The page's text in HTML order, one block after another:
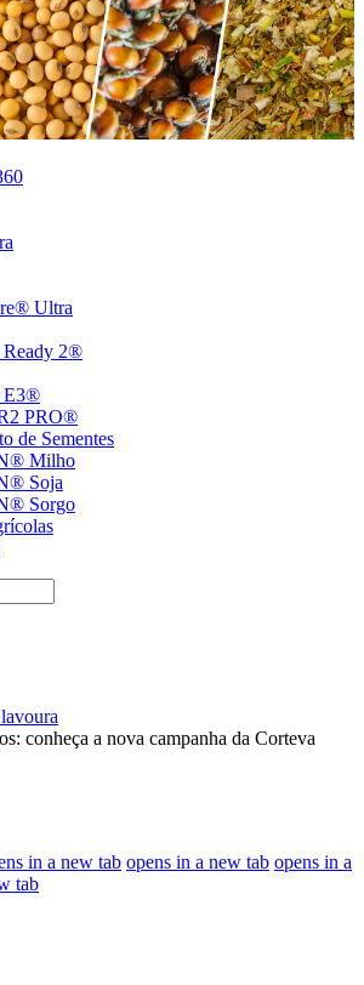
Ultra
Ready 2®
E3®
PRO®
de Sementes
Milho
Soja
Sorgo
conheça a nova campanha da Corteva
in a new tab opens in a new tab opens in a
tab